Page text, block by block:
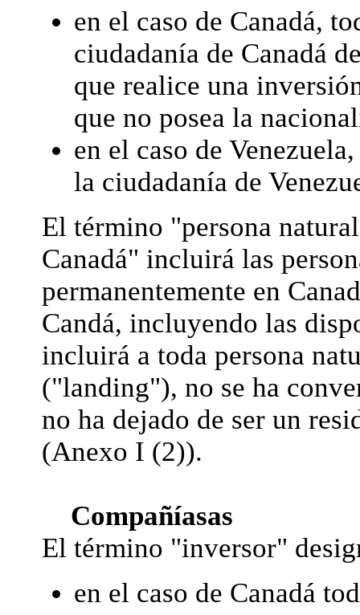
en el caso de Canadá,
ciudadanía de Canadá
que realice una
que no posea la
en el caso de
la ciudadanía de
El término "persona
Canadá" incluirá las
permanentemente en
Candá, incluyendo las
incluirá a toda persona
("landing"), no se ha
no ha dejado de ser un
(Anexo I (2)).
Compañíasas
El término "inversor"
en el caso de Canadá